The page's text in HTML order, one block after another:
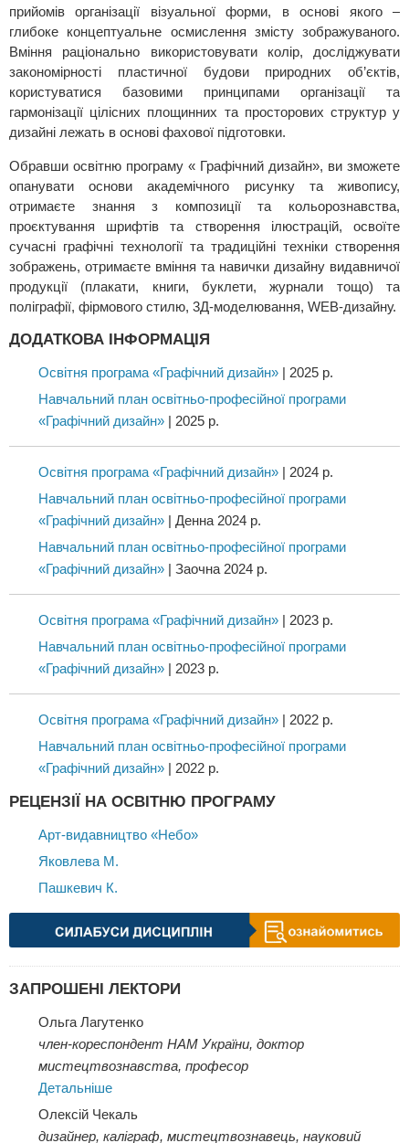
прийомів організації візуальної форми, в основі якого –
глибоке концептуальне осмислення змісту зображуваного.
Вміння раціонально використовувати колір, досліджувати
закономірності пластичної будови природних об’єктів,
користуватися базовими принципами організації та
гармонізації цілісних площинних та просторових структур у
дизайні лежать в основі фахової підготовки.
Обравши освітню програму « Графічний дизайн», ви зможете
опанувати основи академічного рисунку та живопису,
отримаєте знання з композиції та кольорознавства,
проєктування шрифтів та створення ілюстрацій, освоїте
сучасні графічні технології та традиційні техніки створення
зображень, отримаєте вміння та навички дизайну видавничої
продукції (плакати, книги, буклети, журнали тощо) та
поліграфії, фірмового стилю, 3Д-моделювання, WEB-дизайну.
ДОДАТКОВА ІНФОРМАЦІЯ
Освітня програма «Графічний дизайн» | 2025 р.
Навчальний план освітньо-професійної програми
«Графічний дизайн» | 2025 р.
Освітня програма «Графічний дизайн» | 2024 р.
Навчальний план освітньо-професійної програми
«Графічний дизайн» | Денна 2024 р.
Навчальний план освітньо-професійної програми
«Графічний дизайн» | Заочна 2024 р.
Освітня програма «Графічний дизайн» | 2023 р.
Навчальний план освітньо-професійної програми
«Графічний дизайн» | 2023 р.
Освітня програма «Графічний дизайн» | 2022 р.
Навчальний план освітньо-професійної програми
«Графічний дизайн» | 2022 р.
РЕЦЕНЗІЇ НА ОСВІТНЮ ПРОГРАМУ
Арт-видавництво «Небо»
Яковлева М.
Пашкевич К.
ЗАПРОШЕНІ ЛЕКТОРИ
Ольга Лагутенко
член-кореспондент НАМ України, доктор
мистецтвознавства, професор
Детальніше
Олексій Чекаль
дизайнер, каліграф, мистецтвознавець, науковий